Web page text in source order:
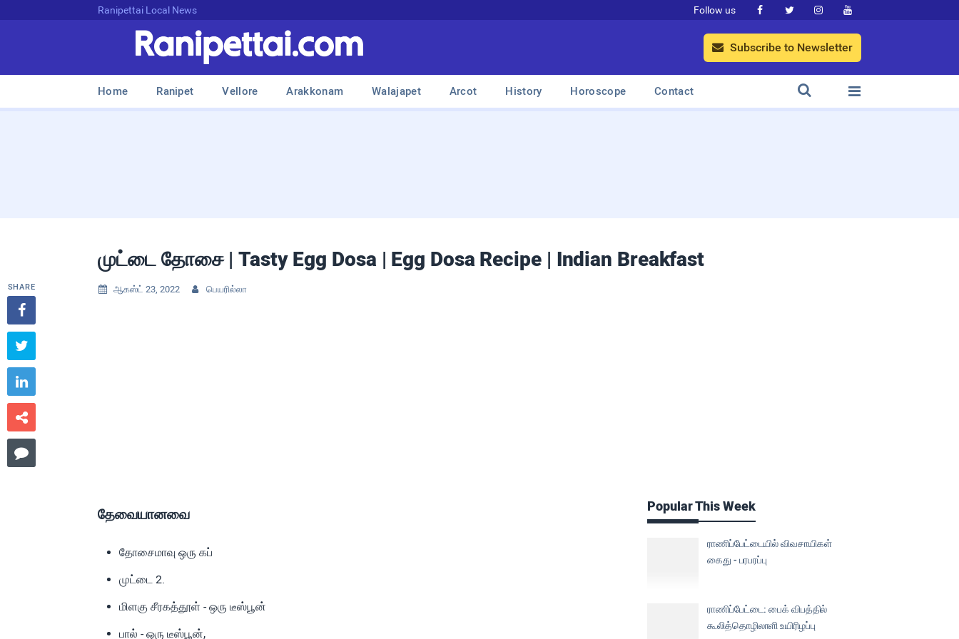
Ranipettai Local News Follow us    
 Subscribe to Newsletter
Home Ranipet Vellore Arakkonam Walajapet Arcot History Horoscope Contact 

முட்டை தோசை | Tasty Egg Dosa | Egg Dosa Recipe | Indian Breakfast
 ஆகஸ்ட் 23, 2022  பெயரில்லா
தேவையானவை
தோசைமாவு ஒரு கப்
முட்டை 2.
மிளகு சீரகத்தூள் - ஒரு டீஸ்பூன்
பால் - ஒரு டீஸ்பூன்,
SHARE





Popular This Week
ராணிப்பேட்டையில் விவசாயிகள்
கைது - பரபரப்பு
ராணிப்பேட்டை: பைக் விபத்தில்
கூலித்தொழிலாளி உயிரிழப்பு